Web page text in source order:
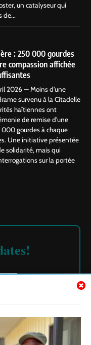
un catalyseur qui
de...
: 250 000 gourdes
compassion affichée
2026 — Moins d’une
survenu à la Citadelle
haïtiennes ont
de remise d’une
gourdes à chaque
Une initiative présentée
solidarité, mais qui
sur la portée